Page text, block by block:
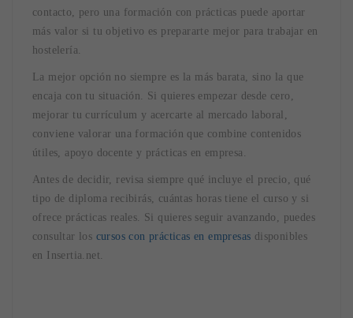
contacto, pero una formación con prácticas puede aportar
más valor si tu objetivo es prepararte mejor para trabajar en
hostelería.
La mejor opción no siempre es la más barata, sino la que
encaja con tu situación. Si quieres empezar desde cero,
mejorar tu currículum y acercarte al mercado laboral,
conviene valorar una formación que combine contenidos
útiles, apoyo docente y prácticas en empresa.
Antes de decidir, revisa siempre qué incluye el precio, qué
tipo de diploma recibirás, cuántas horas tiene el curso y si
ofrece prácticas reales. Si quieres seguir avanzando, puedes
consultar los cursos con prácticas en empresas disponibles
en Insertia.net.